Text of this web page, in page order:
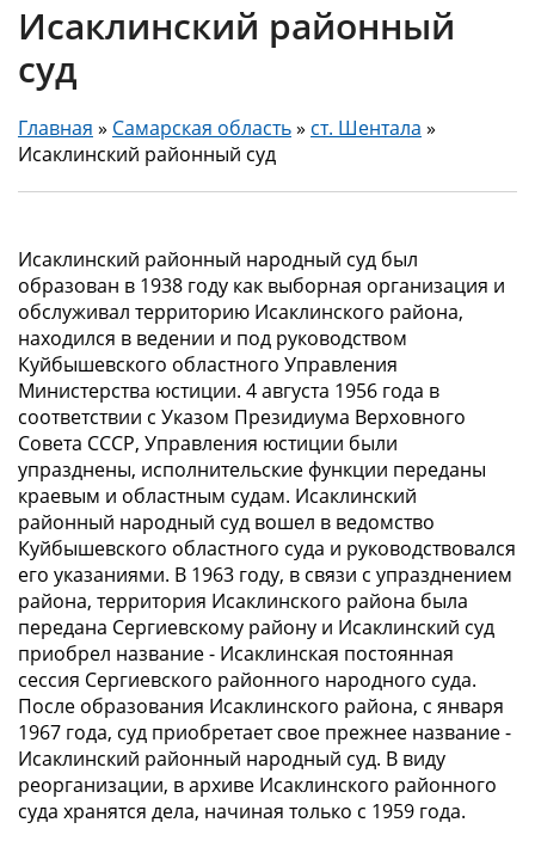
Исаклинский районный
суд
Главная » Самарская область» ст. Шентала »
Исаклинский районный суд
Исаклинский районный народный суд был
образован в 1938 году как выборная организация и
обслуживал территорию Исаклинского района,
находился в ведении и под руководством
Куйбышевского областного Управления
Министерства юстиции. 4 августа 1956 года в
соответствии с Указом Президиума Верховного
Совета СССР, Управления юстиции были
упразднены, исполнительские функции переданы
краевым и областным судам. Исаклинский
районный народный суд вошел в ведомство
Куйбышевского областного суда и руководствовался
его указаниями. В 1963 году, в связи с упразднением
района, территория Исаклинского района была
передана Сергиевскому району и Исаклинский суд
приобрел название - Исаклинская постоянная
сессия Сергиевского районного народного суда.
После образования Исаклинского района, с января
1967 года, суд приобретает свое прежнее название -
Исаклинский районный народный суд. В виду
реорганизации, в архиве Исаклинского районного
суда хранятся дела, начиная только с 1959 года.